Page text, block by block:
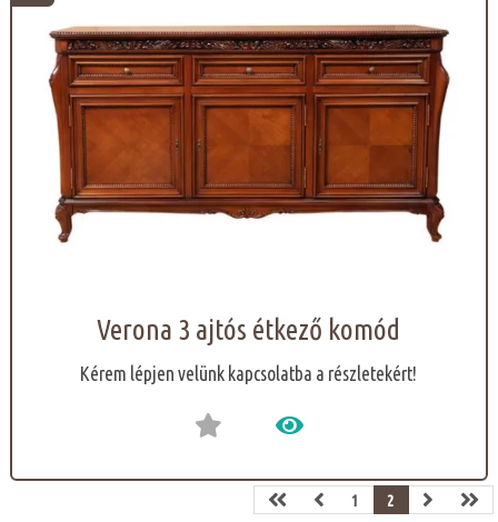
Verona 3 ajtós étkező komód
Kérem lépjen velünk kapcsolatba a részletekért!
1 2